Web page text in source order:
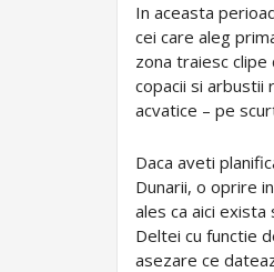
In aceasta
cei care aleg
zona traiesc clipe
copacii si arbustii
acvatice – pe
Daca aveti
Dunarii, o oprire
ales ca aici exista
Deltei cu functie
asezare ce